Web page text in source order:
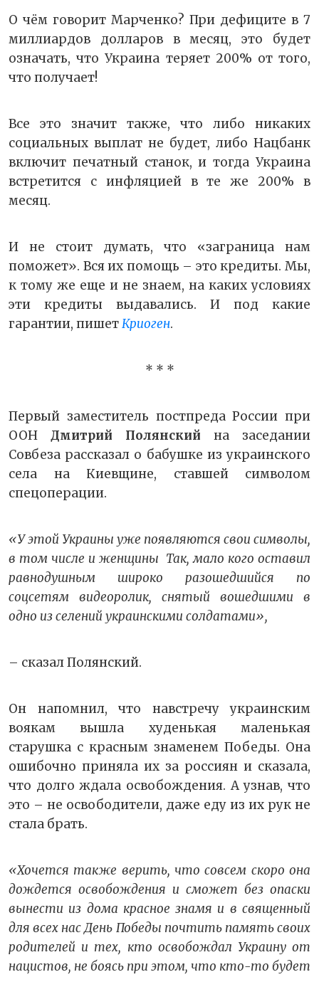
О чём говорит Марченко? При дефиците в 7
миллиардов долларов в месяц, это будет
означать, что Украина теряет 200% от того,
что получает!
Все это значит также, что либо никаких
социальных выплат не будет, либо Нацбанк
включит печатный станок, и тогда Украина
встретится с инфляцией в те же 200% в
месяц.
И не стоит думать, что «заграница нам
поможет». Вся их помощь – это кредиты. Мы,
к тому же еще и не знаем, на каких условиях
эти кредиты выдавались. И под какие
гарантии, пишетКриоген.
* * *
Первый заместитель постпреда России при
ООН Дмитрий Полянский на заседании
Совбеза рассказал о бабушке из украинского
села на Киевщине, ставшей символом
спецоперации.
«У этой Украины уже появляются свои символы,
в том числе и женщины Так, мало кого оставил
равнодушным широко разошедшийся по
соцсетям видеоролик, снятый вошедшими в
одно из селений украинскими солдатами»,
– сказал Полянский.
Он напомнил, что навстречу украинским
воякам вышла худенькая маленькая
старушка с красным знаменем Победы. Она
ошибочно приняла их за россиян и сказала,
что долго ждала освобождения. А узнав, что
это – не освободители, даже еду из их рук не
стала брать.
«Хочется также верить, что совсем скоро она
дождется освобождения и сможет без опаски
вынести из дома красное знамя и в священный
для всех нас День Победы почтить память своих
родителей и тех, кто освобождал Украину от
нацистов, не боясь при этом, что кто-то будет